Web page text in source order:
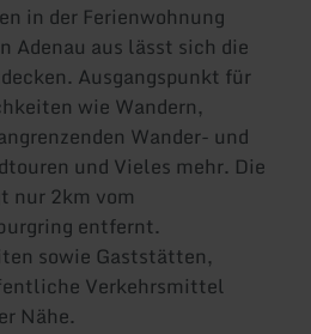
in der Ferienwohnung
Adenau aus lässt sich die
Ausgangspunkt für
wie Wandern,
Wander- und
und Vieles mehr. Die
nur 2km vom
entfernt.
sowie Gaststätten,
Verkehrsmittel
Nähe.